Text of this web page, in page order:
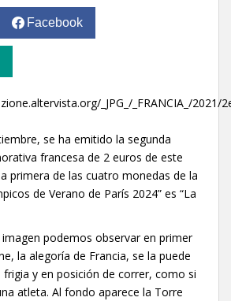
Facebook
se ha emitido la segunda
francesa de 2 euros de este
primera de las cuatro monedas de la
de Verano de París 2024” es “La
imagen podemos observar en primer
la alegoría de Francia, se la puede
y en posición de correr, como si
atleta. Al fondo aparece la Torre